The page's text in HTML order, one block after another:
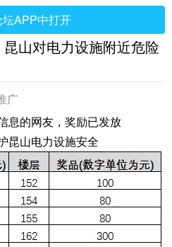
APP中打开
山对电力设施附近危险
广
息的网友，奖励已发放
昆山电力设施安全